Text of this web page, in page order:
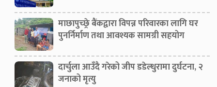
माछापुच्छ्रे बैंकद्वारा विपन्न परिवारका लागि घर
पुनर्निर्माण तथा आवश्यक सामग्री सहयोग
दार्चुला आउँदै गरेको जीप डडेल्धुरामा दुर्घटना, २
जनाको मृत्यु